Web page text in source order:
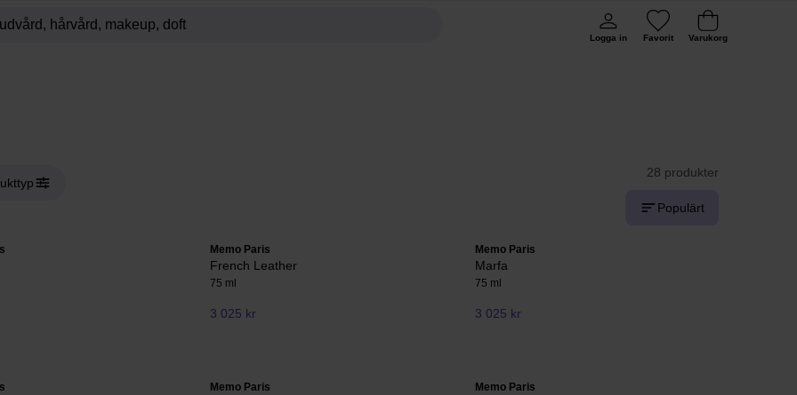
Logga in Favorit Varukorg
28 produkter
Populärt
Memo Paris
French Leather
75 ml
3 025 kr
Memo Paris
Marfa
75 ml
3 025 kr
Memo Paris Memo Paris